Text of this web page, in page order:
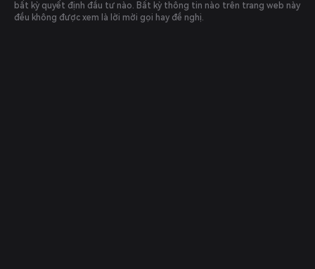
bất kỳ quyết định đầu tư nào. Bất kỳ thông tin nào trên trang web này
đều không được xem là lời mời gọi hay đề nghị.